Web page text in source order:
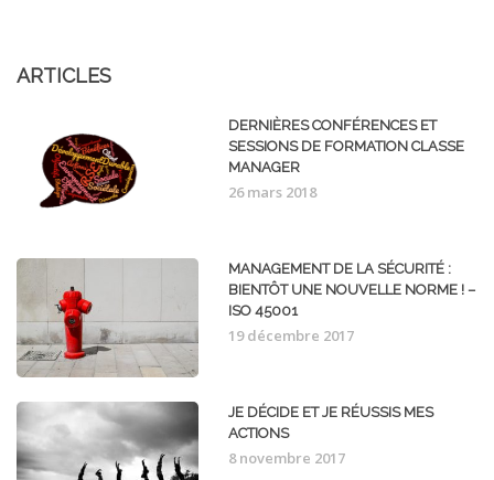
ARTICLES
DERNIÈRES CONFÉRENCES ET
SESSIONS DE FORMATION CLASSE
MANAGER
26 mars 2018
MANAGEMENT DE LA SÉCURITÉ :
BIENTÔT UNE NOUVELLE NORME ! –
ISO 45001
19 décembre 2017
JE DÉCIDE ET JE RÉUSSIS MES
ACTIONS
8 novembre 2017